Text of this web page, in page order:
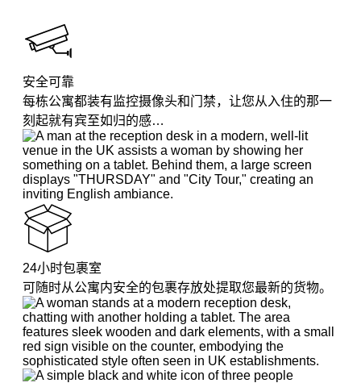
安全可靠
每栋公寓都装有监控摄像头和门禁，让您从入住的那一
刻起就有宾至如归的感…
24小时包裹室
可随时从公寓内安全的包裹存放处提取您最新的货物。